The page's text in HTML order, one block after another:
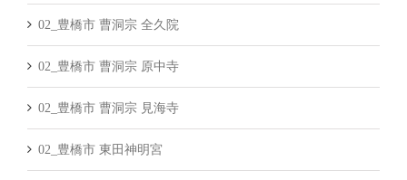
02_豊橋市 曹洞宗 全久院
02_豊橋市 曹洞宗 原中寺
02_豊橋市 曹洞宗 見海寺
02_豊橋市 東田神明宮